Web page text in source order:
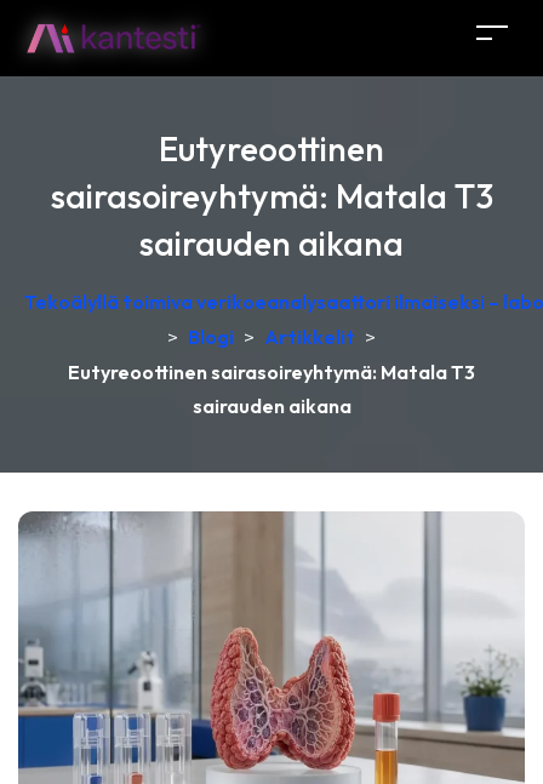
Eutyreoottinen
sairasoireyhtymä: Matala T3
sairauden aikana
Tekoälyllä toimiva verikoeanalysaattori ilmaiseksi –
> Blogi > Artikkelit >
Eutyreoottinen sairasoireyhtymä: Matala T3
sairauden aikana